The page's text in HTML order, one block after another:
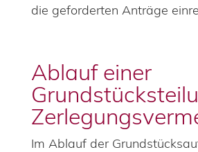
die geforderten Anträge
Ablauf einer
Im Ablauf der